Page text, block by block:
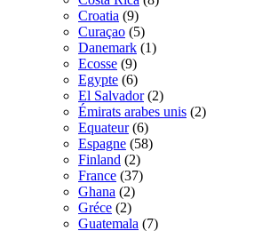
Croatia (9)
Curaçao (5)
Danemark (1)
Ecosse (9)
Egypte (6)
El Salvador (2)
Émirats arabes unis (2)
Equateur (6)
Espagne (58)
Finland (2)
France (37)
Ghana (2)
Gréce (2)
Guatemala (7)